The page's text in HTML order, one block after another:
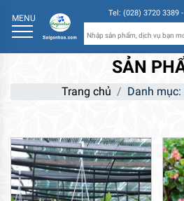
MENU Tel: (028) 3720 3389
SẢN
Trang chủ Danh